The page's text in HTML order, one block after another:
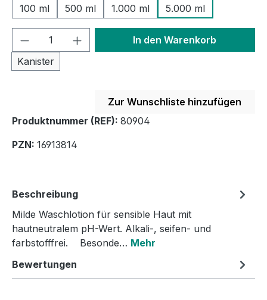
100 ml
500 ml 1.000 ml 5.000 ml
Produkt Anzahl: Gib den
Kanister
In den Warenkorb
Zur Wunschliste hinzufügen
Produktnummer (REF): 80904
PZN: 16913814
Beschreibung
Milde Waschlotion für sensible Haut mit
hautneutralem pH-Wert. Alkali-, seifen- und
farbstofffrei. Besonde… Mehr
Bewertungen